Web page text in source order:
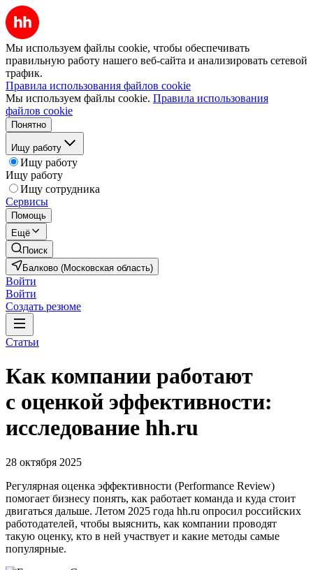
Мы используем файлы cookie, чтобы обеспечивать
правильную работу нашего веб-сайта и анализировать сетевой
трафик.
Правила использования файлов cookie
Мы используем файлы cookie. Правила использования
файлов cookie
Понятно
Ищу работу
Ищу работу
Ищу работу
Ищу сотрудника
Сервисы
Помощь
Ещё
Поиск
Балково (Московская область)
Войти
Войти
Создать резюме
Статьи
Как компании работают
с оценкой эффективности:
исследование hh.ru
28 октября 2025
Регулярная оценка эффективности (Performance Review)
помогает бизнесу понять, как работает команда и куда стоит
двигаться дальше. Летом 2025 года hh.ru опросил российских
работодателей, чтобы выяснить, как компании проводят
такую оценку, кто в ней участвует и какие методы самые
популярные.